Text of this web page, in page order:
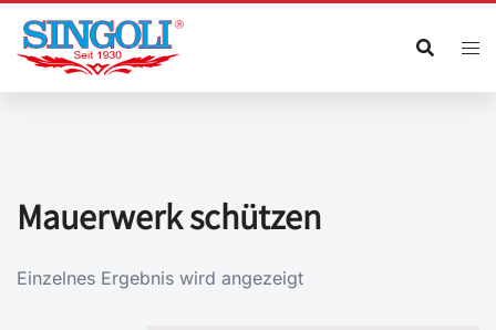
Zum
Inhalt
springen
Mauerwerk schützen
Einzelnes Ergebnis wird angezeigt